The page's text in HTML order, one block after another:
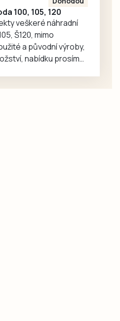
100, 105, 120
veškeré náhradní
Š120, mimo
a původní výroby,
nabídku prosím